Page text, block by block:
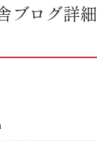
ブログ詳細